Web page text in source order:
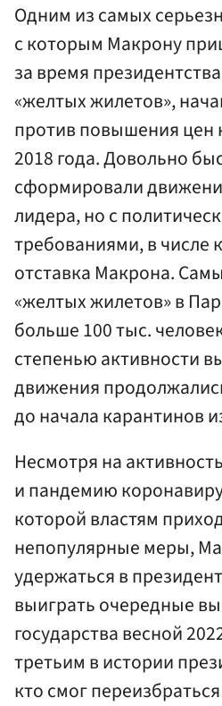
Одним из самых
с которым Макрону
за время
«желтых жилетов»,
против повышения цен
2018 года. Довольно
сформировали
лидера, но с
требованиями, в числе
отставка Макрона.
«желтых жилетов» в
больше 100 тыс.
степенью активности
движения
до начала карантинов
Несмотря на
и пандемию
которой властям
непопулярные меры,
удержаться в
выиграть очередные
государства весной
третьим в истории
кто смог